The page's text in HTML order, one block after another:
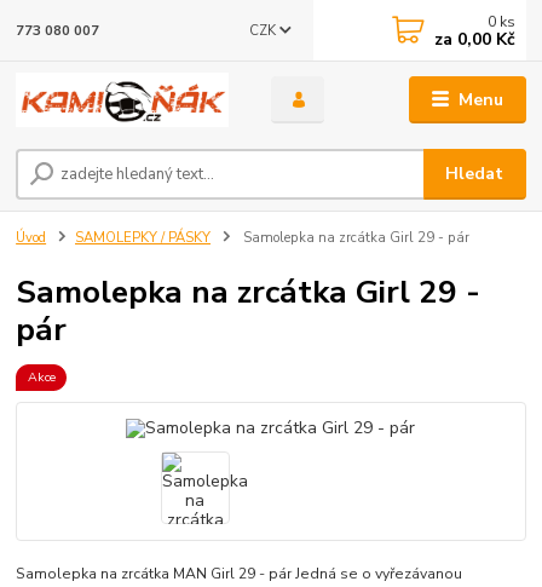
Menu
CZK
Hledat
773 080 007 0 ks
za 0,00 Kč
Úvod SAMOLEPKY / PÁSKY Samolepka na zrcátka Girl 29 - pár
Samolepka na zrcátka Girl 29 -
pár
Akce
Samolepka na zrcátka MAN Girl 29 - pár Jedná se o vyřezávanou